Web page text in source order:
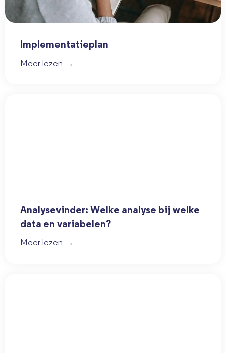
Implementatieplan
Meer lezen →
Analysevinder: Welke analyse bij welke
data en variabelen?
Meer lezen →